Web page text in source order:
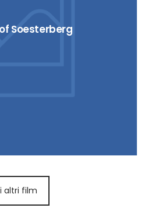
of Soesterberg
altri film